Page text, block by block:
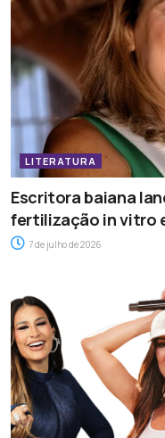
LITERATURA
Escritora baiana
fertilização in vitro
7 de julho de 2026